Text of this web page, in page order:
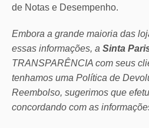
de Notas e Desempenho.
Embora a grande maioria das
essas informações, a Sinta
TRANSPARÊNCIA com seus
tenhamos uma Política de
Reembolso, sugerimos que
concordando com as